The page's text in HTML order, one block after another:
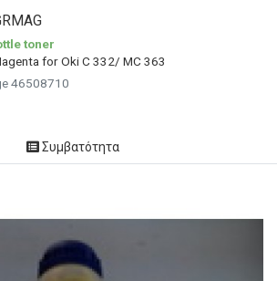
toner
for Oki C 332/ MC 363
46508710
Συμβατότητα